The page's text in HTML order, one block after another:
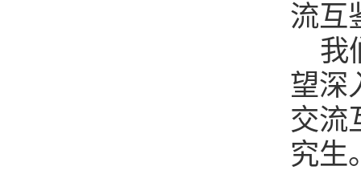
流互
我
望深
交流
究生